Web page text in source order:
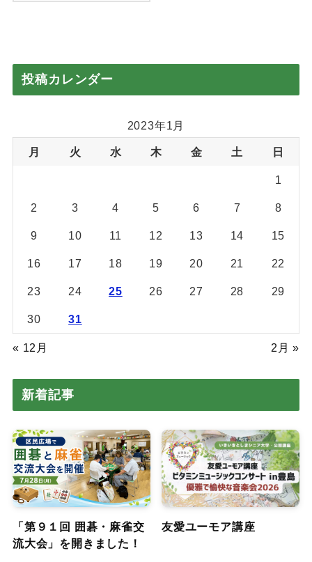
投稿カレンダー
2023年1月
月 火 水 木 金 土 日
1
2 3 4 5 6 7 8
9 10 11 12 13 14 15
16 17 18 19 20 21 22
23 24 25 26 27 28 29
30 31
« 12月 2月 »
新着記事
「第９１回 囲碁・麻雀交
流大会」を開きました！
友愛ユーモア講座